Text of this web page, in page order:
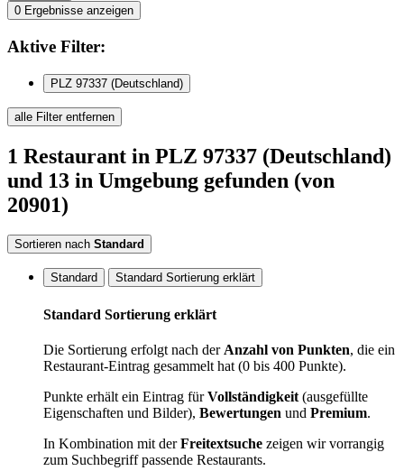
0 Ergebnisse anzeigen
Aktive Filter:
PLZ 97337 (Deutschland)
alle Filter entfernen
1 Restaurant in PLZ 97337 (Deutschland)
und 13 in Umgebung gefunden (von
20901)
Sortieren nach Standard
Standard Standard Sortierung erklärt
Standard Sortierung erklärt
Die Sortierung erfolgt nach der Anzahl von Punkten, die ein
Restaurant-Eintrag gesammelt hat (0 bis 400 Punkte).
Punkte erhält ein Eintrag fürVollständigkeit (ausgefüllte
Eigenschaften und Bilder), Bewertungen und Premium.
In Kombination mit derFreitextsuche zeigen wir vorrangig
zum Suchbegriff passende Restaurants.